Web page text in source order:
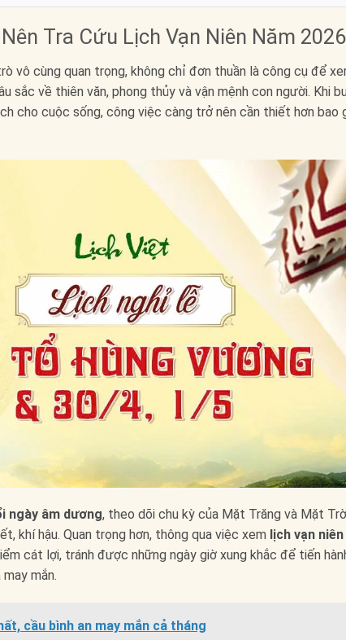
Tra Cứu Lịch Vạn Niên Năm
vô cùng quan trọng, không chỉ đơn thuần là công cụ để
sắc về thiên văn, phong thủy và vận mệnh con người. Khi
cho cuộc sống, công việc càng trở nên cần thiết hơn bao
ngày âm dương, theo dõi chu kỳ của Mặt Trăng và Mặt
hậu. Quan trọng hơn, thông qua việc xem lịch vạn niên
cát lợi, tránh được những ngày giờ xung khắc để tiến
mắn.
cầu bình an may mắn cả tháng